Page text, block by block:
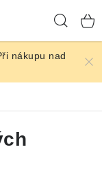
nákupu nad